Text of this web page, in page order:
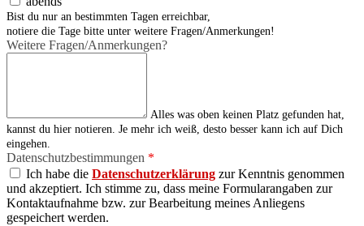
Bist du nur an bestimmten Tagen erreichbar,
notiere die Tage bitte unter weitere Fragen/Anmerkungen!
Weitere Fragen/Anmerkungen?
Alles was oben keinen Platz gefunden hat,
kannst du hier notieren. Je mehr ich weiß, desto besser kann ich auf Dich
eingehen.
Datenschutzbestimmungen *
Ich habe die Datenschutzerklärung zur Kenntnis genommen
und akzeptiert. Ich stimme zu, dass meine Formularangaben zur
Kontaktaufnahme bzw. zur Bearbeitung meines Anliegens
gespeichert werden.